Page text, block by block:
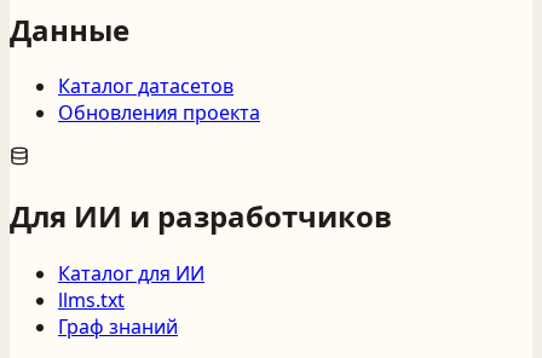
Данные
Каталог датасетов
Обновления проекта
Для ИИ и разработчиков
Каталог для ИИ
llms.txt
Граф знаний